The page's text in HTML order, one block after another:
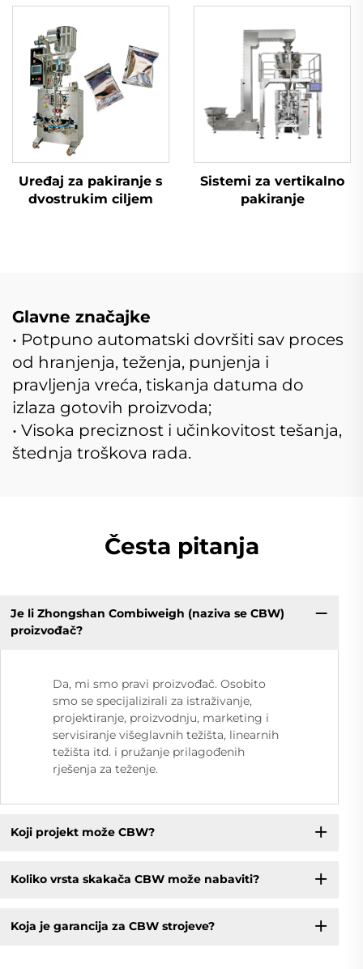
Uređaj za pakiranje s
dvostrukim ciljem
Sistemi za vertikalno
pakiranje
Glavne značajke
• Potpuno automatski dovršiti sav proces
od hranjenja, teženja, punjenja i
pravljenja vreća, tiskanja datuma do
izlaza gotovih proizvoda;
• Visoka preciznost i učinkovitost tešanja,
štednja troškova rada.
Česta pitanja
Je li Zhongshan Combiweigh (naziva se CBW)
proizvođač?
Da, mi smo pravi proizvođač. Osobito
smo se specijalizirali za istraživanje,
projektiranje, proizvodnju, marketing i
servisiranje višeglavnih težišta, linearnih
težišta itd. i pružanje prilagođenih
rješenja za teženje.
Koji projekt može CBW?
Koliko vrsta skakača CBW može nabaviti?
Koja je garancija za CBW strojeve?